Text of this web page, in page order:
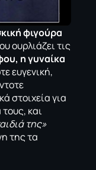
φιγούρα
ουρλιάζει τις
η γυναίκα
ευγενική,
στοιχεία για
και
της»
της τα